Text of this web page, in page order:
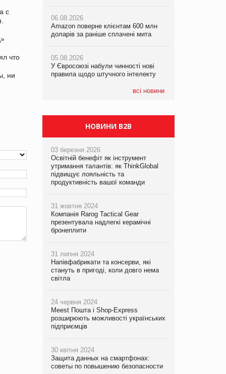
с
что
ни
06.08.2026
Amazon поверне клієнтам 600 млн
доларів за раніше сплачені мита
05.08.2026
У Євросоюзі набули чинності нові
правила щодо штучного інтелекту
всі новини
повномасштабної війни
у VARUS з’явилися новинки від ТМ
ТОКЕРИ
PrivateLabel&FMCG Master 2026
У Євросоюзі набули чинності нові
правила щодо штучного інтелекту
Рекламна платформа вимагає від
Google компенсацію за втрату 6,9
трлн рекламних показів
НОВИНИ B2B
03 березня 2026
Освітній бенефіт як інструмент
утримання талантів: як ThinkGlobal
підвищує лояльність та
продуктивність вашої команди
31 жовтня 2024
Компанія Rarog Tactical Gear
презентувала надлегкі керамічні
бронеплити
31 липня 2024
Напівфабрикати та консерви, які
стануть в пригоді, коли довго нема
світла
24 червня 2024
Meest Пошта і Shop-Express
розширюють можливості українських
підприємців
30 квітня 2024
Защита данных на смартфонах:
советы по повышению безопасности